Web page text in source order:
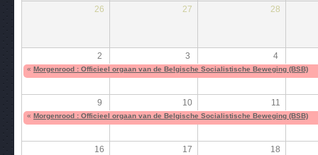
26
27 28
2 3 4
« Morgenrood : Officieel orgaan van de Belgische Socialistische Beweging (BSB)
9 10 11
« Morgenrood : Officieel orgaan van de Belgische Socialistische Beweging (BSB)
16 17 18